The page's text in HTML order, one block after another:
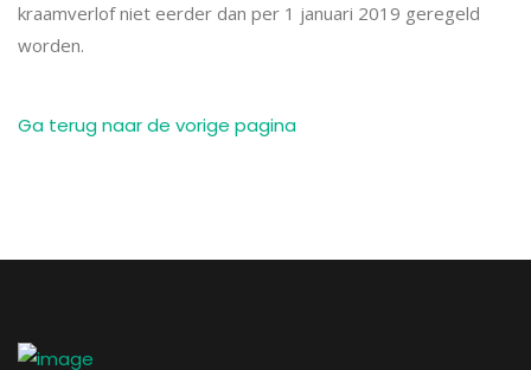
kraamverlof niet eerder dan per 1 januari 2019 geregeld
worden.
Ga terug naar de vorige pagina